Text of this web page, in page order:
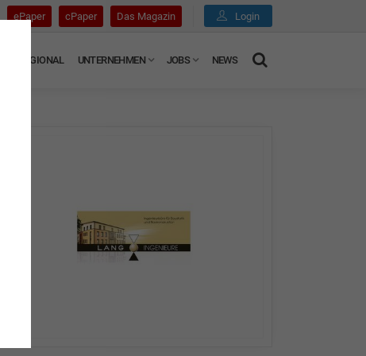
ePaper cPaper Das Magazin Login
REGIONAL UNTERNEHMEN JOBS NEWS